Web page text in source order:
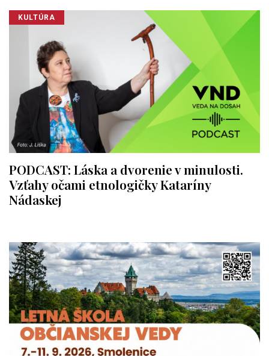
KULTÚRA
PODCAST: Láska a dvorenie v minulosti.
Vzťahy očami etnologičky Kataríny
Nádaskej